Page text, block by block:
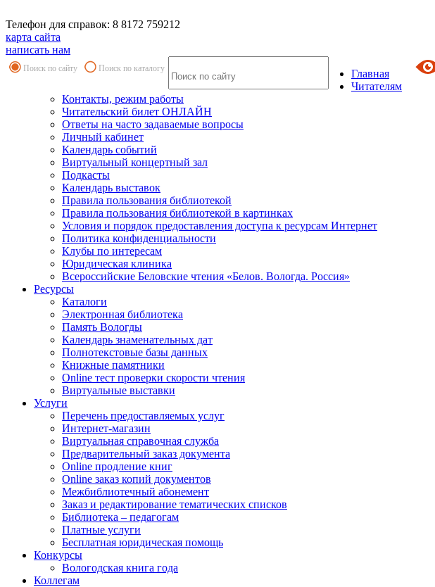
Телефон для справок: 8 8172 759212
карта сайта
написать нам
Поиск по сайту Поиск по каталогу
Главная
Читателям
Контакты, режим работы
Читательский билет ОНЛАЙН
Ответы на часто задаваемые вопросы
Личный кабинет
Календарь событий
Виртуальный концертный зал
Подкасты
Календарь выставок
Правила пользования библиотекой
Правила пользования библиотекой в картинках
Условия и порядок предоставления доступа к ресурсам Интернет
Политика конфиденциальности
Клубы по интересам
Юридическая клиника
Всероссийские Беловские чтения «Белов. Вологда. Россия»
Ресурсы
Каталоги
Электронная библиотека
Память Вологды
Календарь знаменательных дат
Полнотекстовые базы данных
Книжные памятники
Online тест проверки скорости чтения
Виртуальные выставки
Услуги
Перечень предоставляемых услуг
Интернет-магазин
Виртуальная справочная служба
Предварительный заказ документа
Online продление книг
Online заказ копий документов
Межбиблиотечный абонемент
Заказ и редактирование тематических списков
Библиотека – педагогам
Платные услуги
Бесплатная юридическая помощь
Конкурсы
Вологодская книга года
Коллегам